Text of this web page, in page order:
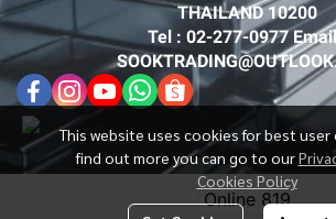
This website uses cookies for best
find out more you can go to our
Cookies Policy
THAILAND 10200
Tel : 02-277-0977
Online 819